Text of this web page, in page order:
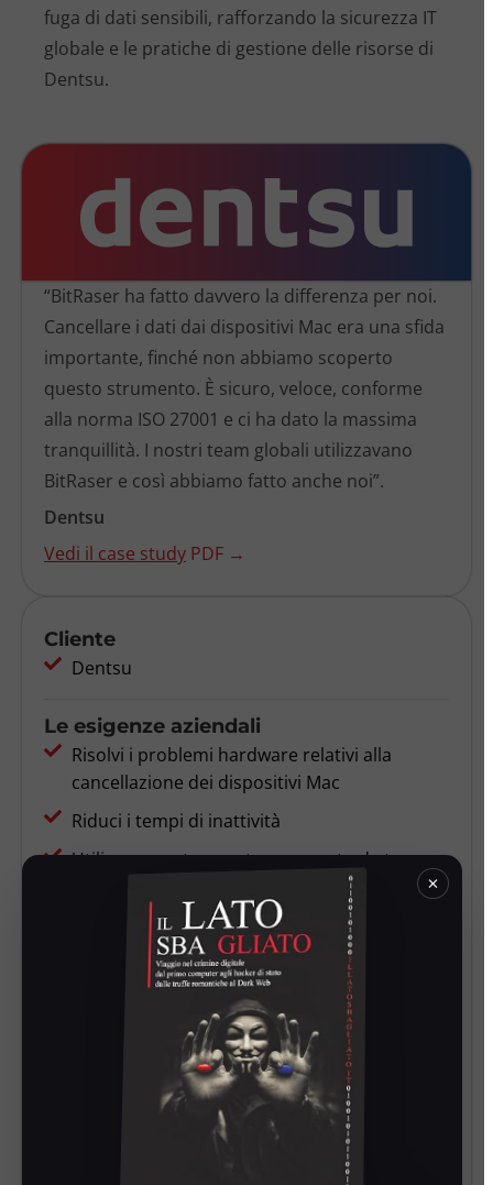
×
fuga di dati sensibili, rafforzando la sicurezza IT
globale e le pratiche di gestione delle risorse di
Dentsu.
“BitRaser ha fatto davvero la differenza per noi.
Cancellare i dati dai dispositivi Mac era una sfida
importante, finché non abbiamo scoperto
questo strumento. È sicuro, veloce, conforme
alla norma ISO 27001 e ci ha dato la massima
tranquillità. I nostri team globali utilizzavano
BitRaser e così abbiamo fatto anche noi”.
Dentsu
Vedi il case study PDF →
Cliente
Dentsu
Le esigenze aziendali
Risolvi i problemi hardware relativi alla
cancellazione dei dispositivi Mac
Riduci i tempi di inattività
Utilizza uno strumento approvato da team
Ottieni la conformità alla norma ISO 27001
Dentsu ha avuto difficoltà nell’avvio dei
dispositivi Mac per la cancellazione dei dati, ha
riscontrato continui problemi hardware e ha
avuto difficoltà ad allinearsi in modo coerente
con le proprie operazioni IT globali in linea con i
rigorosi requisiti di conformità alla norma ISO